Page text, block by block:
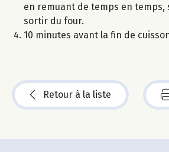
en remuant de temps en
sortir du four.
10 minutes avant la fin de
Retour à la liste